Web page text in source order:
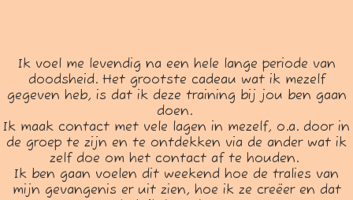
Ik voel me levendig na een hele lange periode van
doodsheid. Het grootste cadeau wat ik mezelf
gegeven heb, is dat ik deze training bij jou ben gaan
doen.
Ik maak contact met vele lagen in mezelf, o.a. door in
de groep te zijn en te ontdekken via de ander wat ik
zelf doe om het contact af te houden.
Ik ben gaan voelen dit weekend hoe de tralies van
mijn gevangenis er uit zien, hoe ik ze creëer en dat